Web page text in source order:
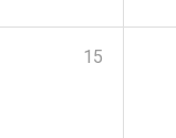
15